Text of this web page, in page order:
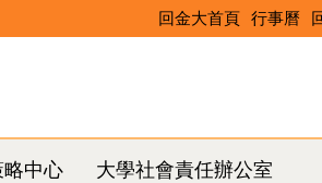
中心 大學社會責任辦公室
回金大首頁 行事曆